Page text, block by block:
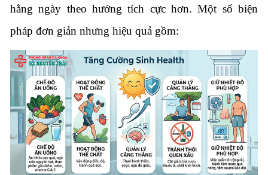
hằng ngày theo hướng tích cực hơn. Một số biện
pháp đơn giản nhưng hiệu quả gồm: